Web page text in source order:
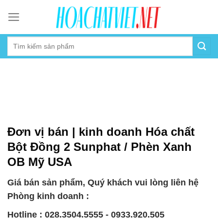
content
Đơn vị bán | kinh doanh Hóa chất
Bột Đồng 2 Sunphat / Phèn Xanh
OB Mỹ USA
Giá bán sản phẩm, Quý khách vui lòng liên hệ
Phòng kinh doanh :
Hotline : 028.3504.5555 - 0933.920.505